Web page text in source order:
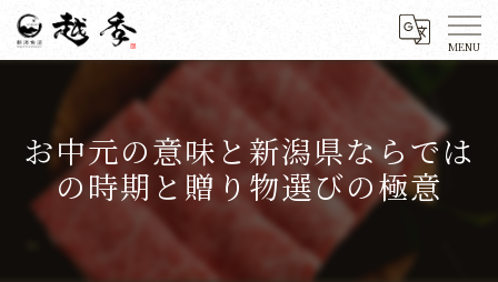
お中元の意味と新潟県ならでは
の時期と贈り物選びの極意